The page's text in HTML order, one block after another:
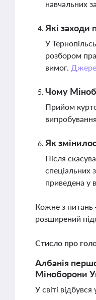
навчальних
Які заходи
У
розбором
вимог.
Чому
Прийом
Як
Після
спеціальних
приведена у
Кожне з питань
розширений
Стисло про
Албанія
Міноборони
У світі